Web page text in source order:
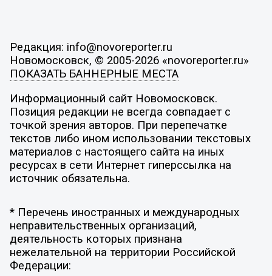
Редакция: info@novoreporter.ru
Новомосковск, © 2005-2026 «novoreporter.ru»
ПОКАЗАТЬ БАННЕРНЫЕ МЕСТА
Информационный сайт Новомосковск.
Позиция редакции не всегда совпадает с
точкой зрения авторов. При перепечатке
текстов либо ином использовании текстовых
материалов с настоящего сайта на иных
ресурсах в сети Интернет гиперссылка на
источник обязательна.
* Перечень иностранных и международных
неправительственных организаций,
деятельность которых признана
нежелательной на территории Российской
Федерации: